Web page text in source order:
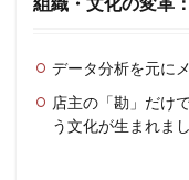
データ分析を元に
店主の「勘」だけ
う文化が生まれまし